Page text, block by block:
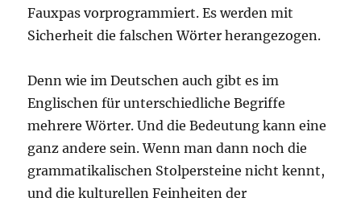
Fauxpas vorprogrammiert. Es werden mit
Sicherheit die falschen Wörter herangezogen.
Denn wie im Deutschen auch gibt es im
Englischen für unterschiedliche Begriffe
mehrere Wörter. Und die Bedeutung kann eine
ganz andere sein. Wenn man dann noch die
grammatikalischen Stolpersteine nicht kennt,
und die kulturellen Feinheiten der